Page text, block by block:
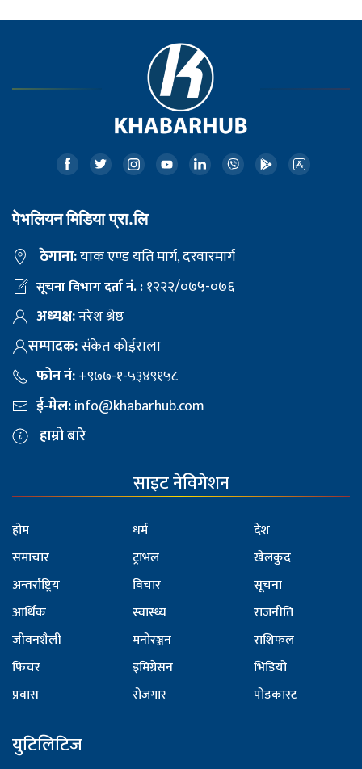
पेभलियन मिडिया प्रा.लि
ठेगाना:याक एण्ड यति मार्ग, दरवारमार्ग
सूचना विभाग दर्ता नं. :१२२२/०७५-०७६
अध्यक्ष:नरेश श्रेष्ठ
सम्पादक:संकेत कोईराला
फोन नं:+९७७-१-५३४९१५८
ई-मेल:info@khabarhub.com
हाम्रो बारे
साइट नेविगेशन
होम
समाचार
अन्तर्राष्ट्रिय
आर्थिक
जीवनशैली
फिचर
प्रवास
धर्म
ट्राभल
विचार
स्वास्थ्य
मनोरञ्जन
इमिग्रेसन
रोजगार
देश
खेलकुद
सूचना
राजनीति
राशिफल
भिडियो
पोडकास्ट
युटिलिटिज